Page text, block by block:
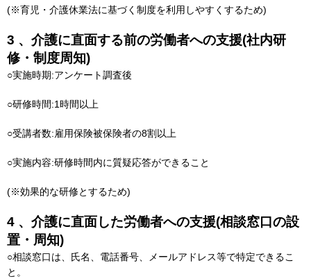
(※育児・介護休業法に基づく制度を利用しやすくするため)
3 、介護に直面する前の労働者への支援(社内研
修・制度周知)
○実施時期:アンケート調査後
○研修時間:1時間以上
○受講者数:雇用保険被保険者の8割以上
○実施内容:研修時間内に質疑応答ができること
(※効果的な研修とするため)
4 、介護に直面した労働者への支援(相談窓口の設
置・周知)
○相談窓口は、氏名、電話番号、メールアドレス等で特定できるこ
と。